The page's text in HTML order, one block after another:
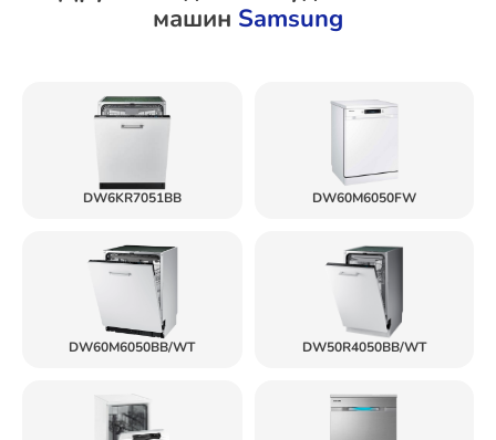
машин Samsung
DW6KR7051BB DW60M6050FW
DW60M6050BB/WT DW50R4050BB/WT